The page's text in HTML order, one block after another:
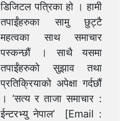
डिजिटल पत्रिका हो । हामी
तपाईंहरुका सामु छुट्टै
महत्वका साथ समाचार
पस्कन्छौं । साथै यसमा
तपाईंहरुको सुझाव तथा
प्रतिक्रियाको अपेक्षा गर्दछौं
। ‘सत्य र ताजा समाचार :
ईन्टरभ्यु नेपाल’ [Email :